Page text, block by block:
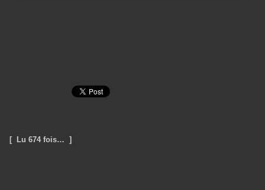
[ Lu 674 fois… ]